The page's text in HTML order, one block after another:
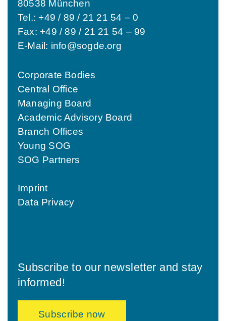
80538 München
Tel.: +49 / 89 / 21 21 54 – 0
Fax: +49 / 89 / 21 21 54 – 99
E-Mail: info@sogde.org
Corporate Bodies
Central Office
Managing Board
Academic Advisory Board
Branch Offices
Young SOG
SOG Partners
Imprint
Data Privacy
Subscribe to our newsletter and stay
informed!
Subscribe now